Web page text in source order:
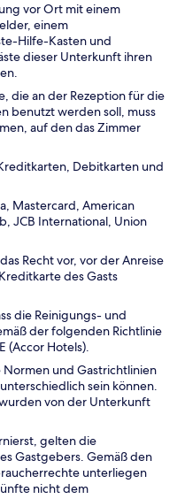
vor Ort mit einem
einem
Hilfe-Kasten und
dieser Unterkunft ihren
die an der Rezeption für die
benutzt werden soll, muss
auf den das Zimmer
Debitkarten und
Mastercard, American
JCB International, Union
Recht vor, vor der Anreise
des Gasts
die Reinigungs- und
der folgenden Richtlinie
(Accor Hotels).
und Gastrichtlinien
sein können.
von der Unterkunft
gelten die
Gastgebers. Gemäß den
unterliegen
nicht dem